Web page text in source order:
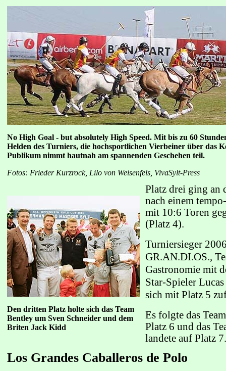
No High Goal - but absolutely High Speed. Mit bis zu 60
Helden des Turniers, die hochsportlichen Vierbeiner über das
Publikum nimmt hautnah am spannenden Geschehen teil.
Fotos: Frieder Kurzrock, Lilo von Weisenfels, VivaSylt-Press
Den dritten Platz holte sich das Team
Bentley um Sven Schneider und dem
Briten Jack Kidd
Platz drei ging an
nach einem
mit 10:6 Toren
(Platz 4).
Turniersieger
GR.AN.DI.OS.,
Gastronomie mit
Star-Spieler
sich mit Platz 5
Es folgte das
Platz 6 und das
landete auf Platz
Los Grandes Caballeros de Polo